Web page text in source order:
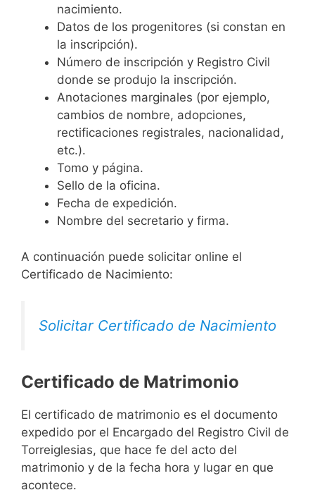
nacimiento.
Datos de los progenitores (si constan en
la inscripción).
Número de inscripción y Registro Civil
donde se produjo la inscripción.
Anotaciones marginales (por ejemplo,
cambios de nombre, adopciones,
rectificaciones registrales, nacionalidad,
etc.).
Tomo y página.
Sello de la oficina.
Fecha de expedición.
Nombre del secretario y firma.
A continuación puede solicitar online el
Certificado de Nacimiento:
Solicitar Certificado de Nacimiento
Certificado de Matrimonio
El certificado de matrimonio es el documento
expedido por el Encargado del Registro Civil de
Torreiglesias, que hace fe del acto del
matrimonio y de la fecha hora y lugar en que
acontece.